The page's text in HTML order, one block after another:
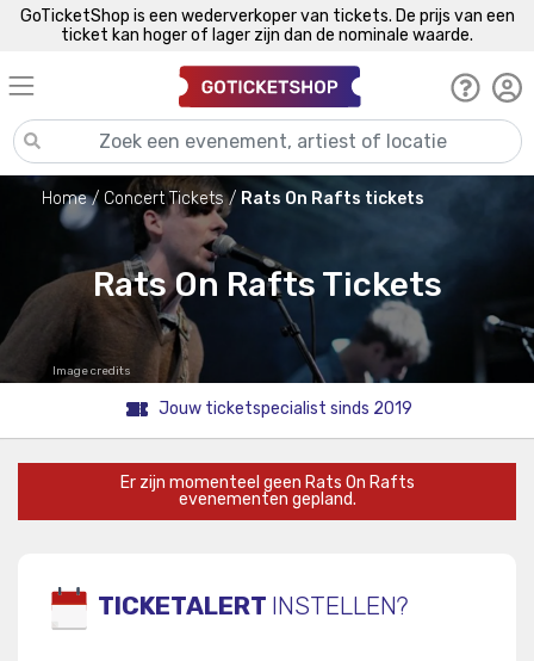
GoTicketShop is een wederverkoper van tickets. De prijs van een
ticket kan hoger of lager zijn dan de nominale waarde.
Home Concert Tickets Rats On Rafts tickets
Rats On Rafts Tickets
Image credits
Jouw ticketspecialist sinds 2019
Er zijn momenteel geen Rats On Rafts
evenementen gepland.
TICKETALERT INSTELLEN?